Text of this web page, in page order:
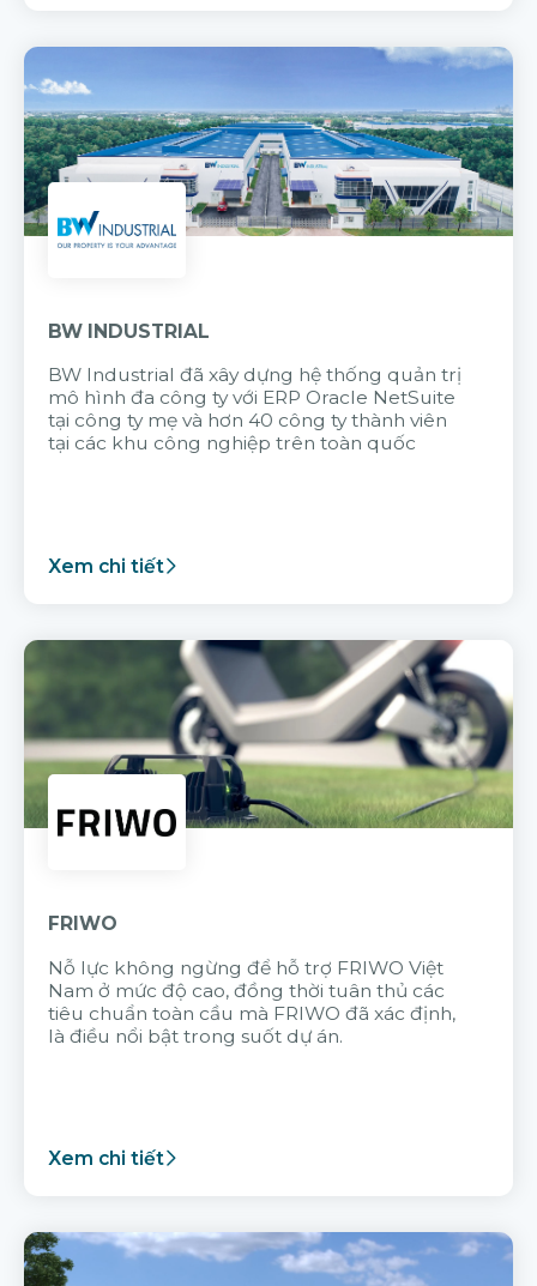
BW INDUSTRIAL
BW Industrial đã xây dựng hệ thống quản trị
mô hình đa công ty với ERP Oracle NetSuite
tại công ty mẹ và hơn 40 công ty thành viên
tại các khu công nghiệp trên toàn quốc
Xem chi tiết
FRIWO
Nỗ lực không ngừng để hỗ trợ FRIWO Việt
Nam ở mức độ cao, đồng thời tuân thủ các
tiêu chuẩn toàn cầu mà FRIWO đã xác định,
là điều nổi bật trong suốt dự án.
Xem chi tiết